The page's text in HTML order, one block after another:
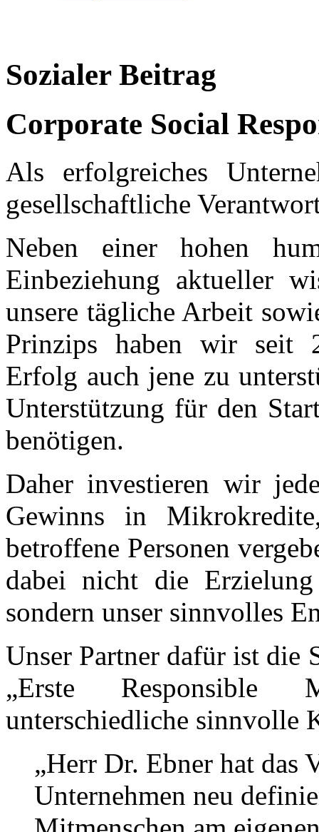
Sozialer Beitrag
Corporate Social
Als erfolgreiches
gesellschaftliche
Neben einer hohen
Einbeziehung aktueller
unsere tägliche Arbeit
Prinzips haben wir seit
Erfolg auch jene zu
Unterstützung für den
benötigen.
Daher investieren wir
Gewinns in
betroffene Personen
dabei nicht die
sondern unser sinnvolles
Unser Partner dafür ist die
„Erste Responsible
unterschiedliche sinnvolle
„Herr Dr. Ebner hat das
Unternehmen neu